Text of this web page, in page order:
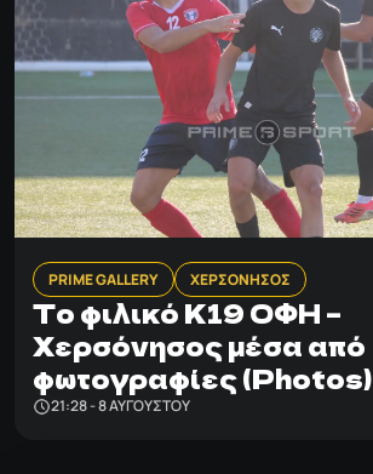
PRIME GALLERY ΧΕΡΣΟΝΗΣΟΣ
Το φιλικό Κ19 ΟΦΗ –
Χερσόνησος μέσα από
φωτογραφίες (Photos)
21:28 - 8 ΑΥΓΟΎΣΤΟΥ